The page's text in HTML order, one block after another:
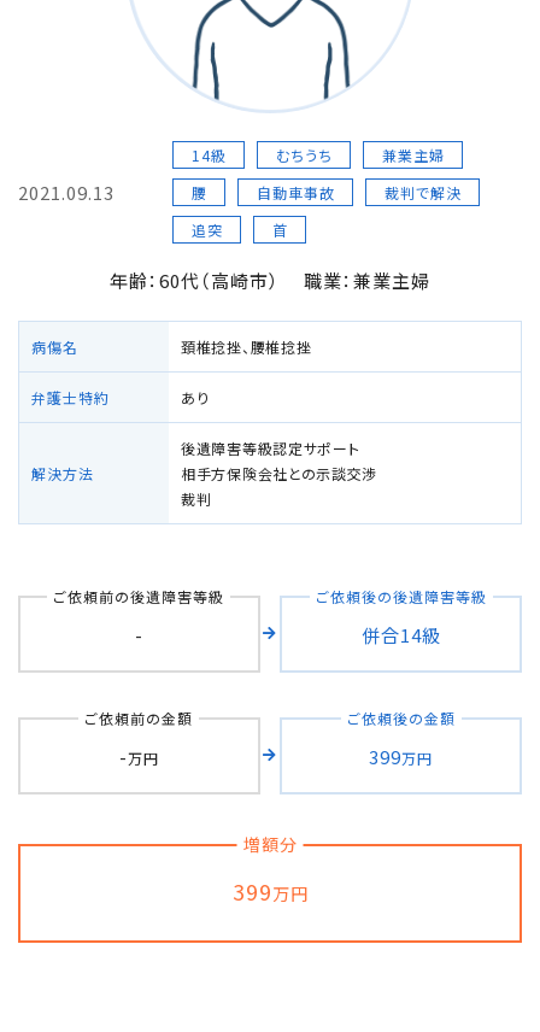
交通事故の賠償金額（慰謝料）の解説
後遺障害の逸失利益
主婦の休業損害
交通事故が労災になったときの対応方法
バイクの交通事故
アクセス
弁護士コラム
2021.09.13
14級 むちうち
兼業主婦
腰
自動車事故
裁判で解決
追突
首
年齢：60代（高崎市） 職業：兼業主婦
病傷名 頚椎捻挫、腰椎捻挫
弁護士特約 あり
解決方法
後遺障害等級認定サポート
相手方保険会社との示談交渉
裁判
ご依頼前の後遺障害等級
-
ご依頼後の後遺障害等級
併合14級
ご依頼前の金額
-万円
ご依頼後の金額
399万円
増額分
399万円